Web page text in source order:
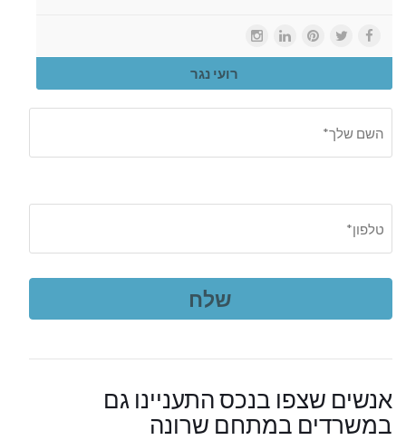
רועי נגר
אנשים שצפו בנכס התעניינו גם
במשרדים במתחם שרונה